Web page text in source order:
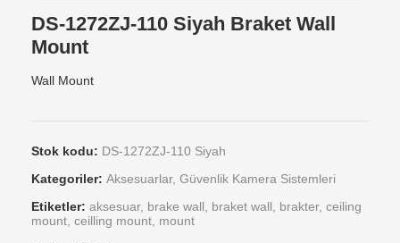
DS-1272ZJ-110 Siyah Braket Wall
Mount
Wall Mount
Stok kodu: DS-1272ZJ-110 Siyah
Kategoriler: Aksesuarlar, Güvenlik Kamera Sistemleri
Etiketler: aksesuar, brake wall braket wall brakter, ceiling
mount ceilling mount mount